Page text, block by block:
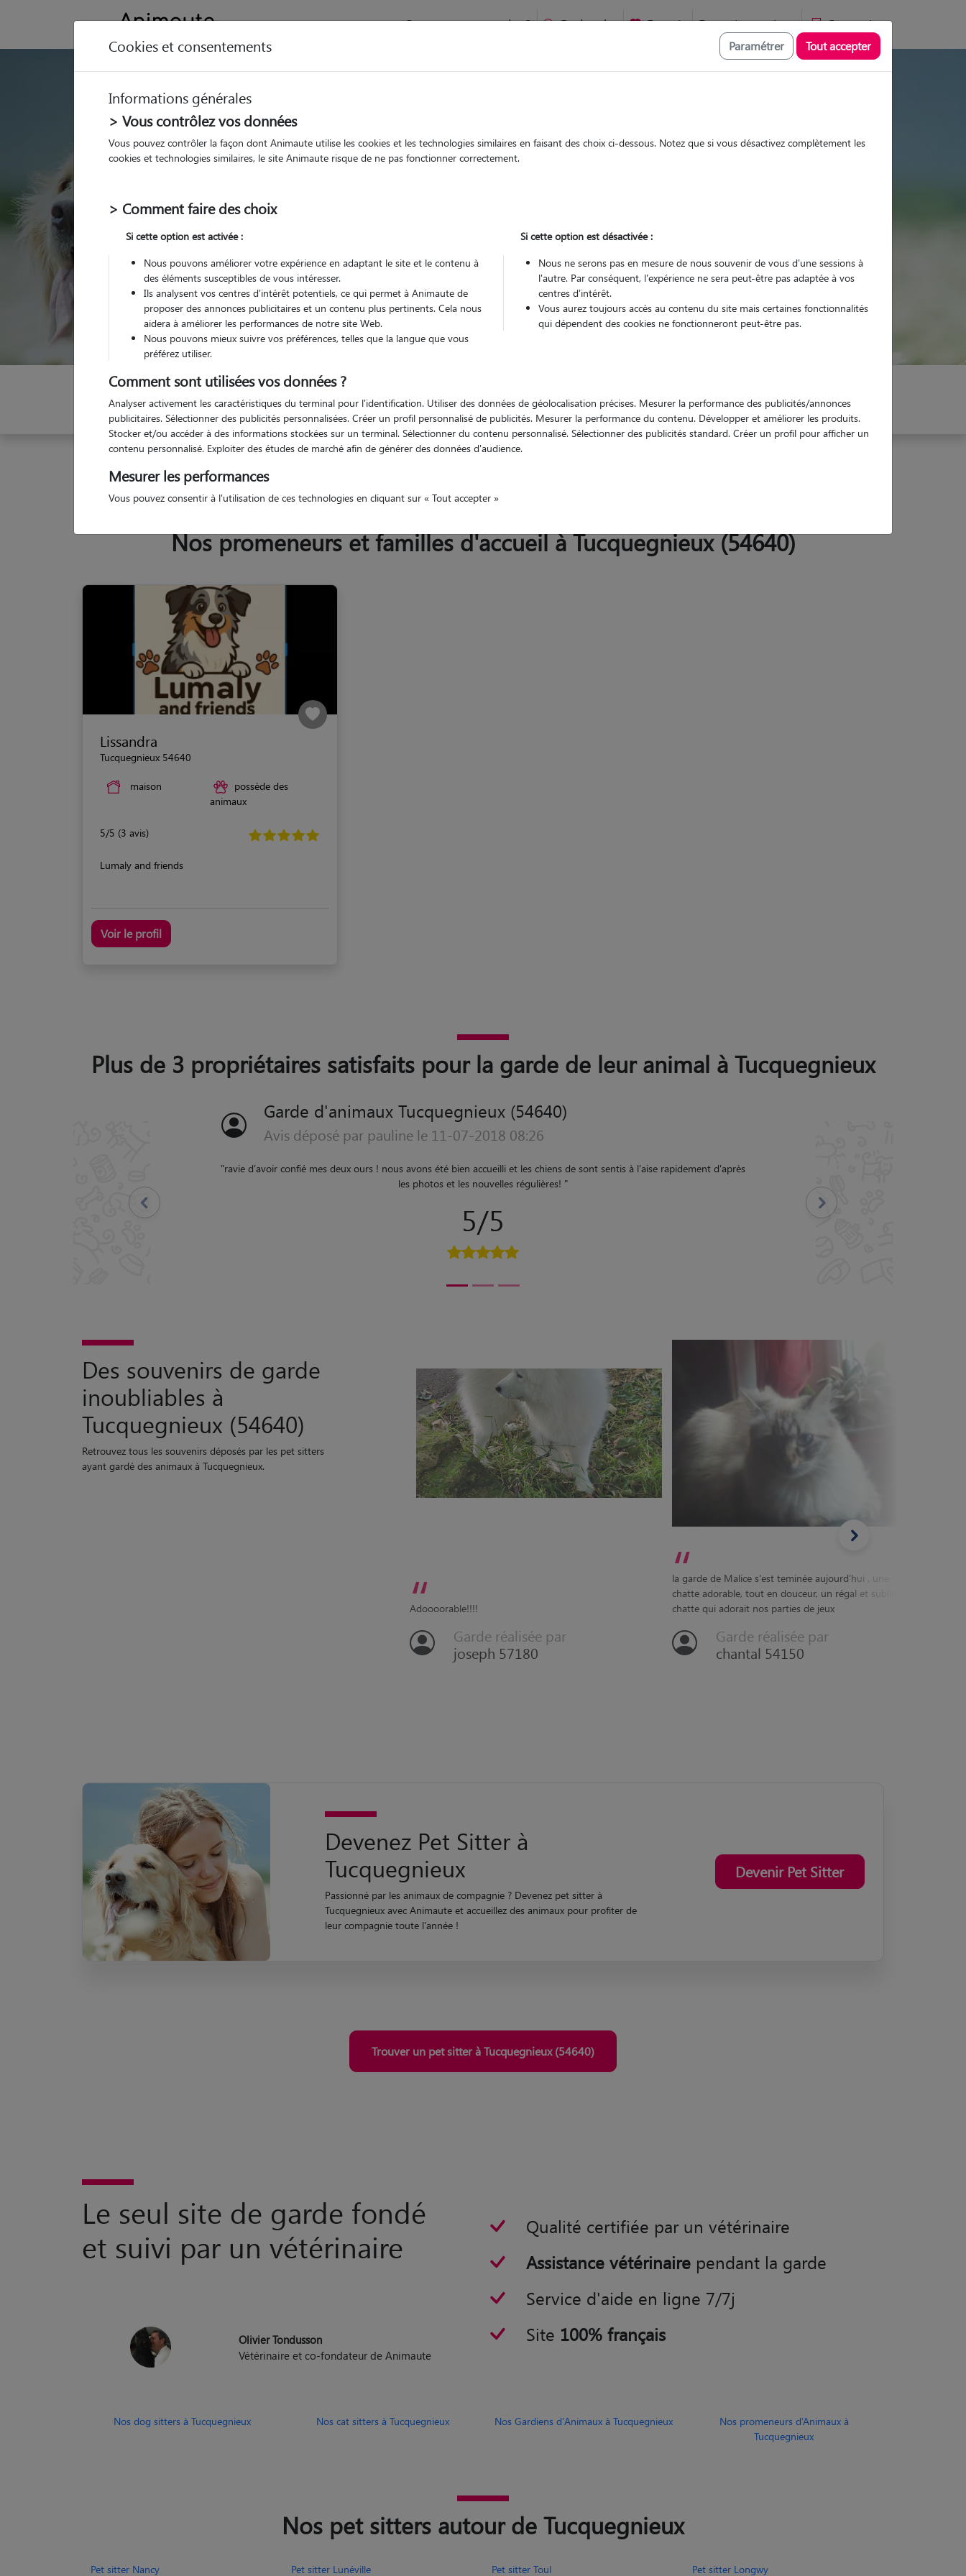
Comment ça marche ? Recherche Favoris Devenir pet sitter Connexion
GARDE ANIMAUX à Tucquegnieux : Garde chien et chat en famille ou à domicile, visites et promenades
Trouvez une garde animaux à
Tucquegnieux
Tucquegnieux
Garde Promenades
Pour quel animal ?
Trouver mon Pet Sitter
Indiquez vos dates
Nos promeneurs et familles d'accueil à Tucquegnieux (54640)
Lissandra
Tucquegnieux 54640
maison
possède des
animaux
5/5 (3 avis)
Lumaly and friends
Voir le profil
Plus de 3 propriétaires satisfaits pour la garde de leur animal à Tucquegnieux
Garde d'animaux Tucquegnieux (54640)
Avis déposé par Delphine le 27-07-2017 05:03
"La garde de Malice s'est super bien passée. Elle a été chouchoutée pendant 1 semaine et nous recevions des nouvelles
régulièrement. Merci beaucoup"
5/5
Des souvenirs de garde
inoubliables à
Tucquegnieux (54640)
Retrouvez tous les souvenirs déposés par les pet sitters
ayant gardé des animaux à Tucquegnieux.
“
Adoooorable!!!!
Garde réalisée par
joseph 57180
“
la garde de Malice s'est teminée aujourd'hui , une
chatte adorable, tout en douceur, un régal et sublime
chatte qui adorait nos parties de jeux
Garde réalisée par
chantal 54150
Devenez Pet Sitter à
Tucquegnieux
Passionné par les animaux de compagnie ? Devenez pet sitter à
Tucquegnieux avec Animaute et accueillez des animaux pour profiter de
leur compagnie toute l'année !
Devenir Pet Sitter
Trouver un pet sitter à Tucquegnieux (54640)
Le seul site de garde fondé
et suivi par un vétérinaire
Qualité certifiée par un vétérinaire
Assistance vétérinaire pendant la garde
Service d'aide en ligne 7/7j
Site 100% français
Olivier Tondusson
Vétérinaire et co-fondateur de Animaute
Nos dog sitters à Tucquegnieux Nos cat sitters à Tucquegnieux Nos Gardiens d'Animaux à Tucquegnieux
Nos promeneurs d’Animaux à
Tucquegnieux
Nos pet sitters autour de Tucquegnieux
Pet sitter Nancy Pet sitter Lunéville Pet sitter Toul Pet sitter Longwy
Cookies et consentements Paramétrer Tout accepter
Informations générales
> Vous contrôlez vos données
Vous pouvez contrôler la façon dont Animaute utilise les cookies et les technologies similaires en faisant des choix ci-dessous. Notez que si vous désactivez complètement les
cookies et technologies similaires, le site Animaute risque de ne pas fonctionner correctement.
> Comment faire des choix
Si cette option est activée :
Nous pouvons améliorer votre expérience en adaptant le site et le contenu à
des éléments susceptibles de vous intéresser.
Ils analysent vos centres d'intérêt potentiels, ce qui permet à Animaute de
proposer des annonces publicitaires et un contenu plus pertinents. Cela nous
aidera à améliorer les performances de notre site Web.
Nous pouvons mieux suivre vos préférences, telles que la langue que vous
préférez utiliser.
Si cette option est désactivée :
Nous ne serons pas en mesure de nous souvenir de vous d'une sessions à
l'autre. Par conséquent, l'expérience ne sera peut-être pas adaptée à vos
centres d'intérêt.
Vous aurez toujours accès au contenu du site mais certaines fonctionnalités
qui dépendent des cookies ne fonctionneront peut-être pas.
Comment sont utilisées vos données ?
Analyser activement les caractéristiques du terminal pour l'identification. Utiliser des données de géolocalisation précises. Mesurer la performance des publicités/annonces
publicitaires. Sélectionner des publicités personnalisées. Créer un profil personnalisé de publicités. Mesurer la performance du contenu. Développer et améliorer les produits.
Stocker et/ou accéder à des informations stockées sur un terminal. Sélectionner du contenu personnalisé. Sélectionner des publicités standard. Créer un profil pour afficher un
contenu personnalisé. Exploiter des études de marché afin de générer des données d'audience.
Mesurer les performances
Vous pouvez consentir à l'utilisation de ces technologies en cliquant sur « Tout accepter »